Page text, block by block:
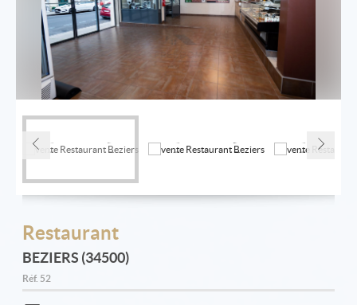
Restaurant
BEZIERS (34500)
Réf. 52